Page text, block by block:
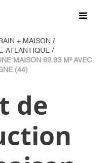
+ MAISON /
ATLANTIQUE /
MAISON 69.93 M² AVEC
(44)
de